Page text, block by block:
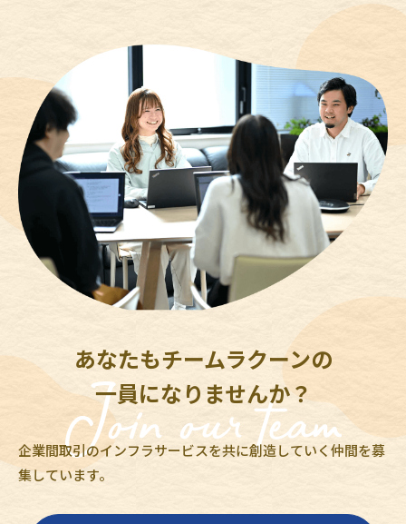
あなたもチームラクーンの
一員になりませんか？
企業間取引のインフラサービスを共に創造していく仲間を募
集しています。